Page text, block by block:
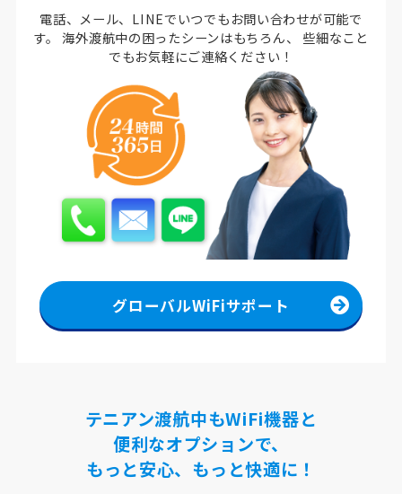
電話、メール、LINEでいつでもお問い合わせが可能で
す。
海外渡航中の困ったシーンはもちろん、
些細なこと
でもお気軽にご連絡ください！
グローバルWiFiサポート
テニアン渡航中もWiFi機器と
便利なオプションで、
もっと安心、もっと快適に！